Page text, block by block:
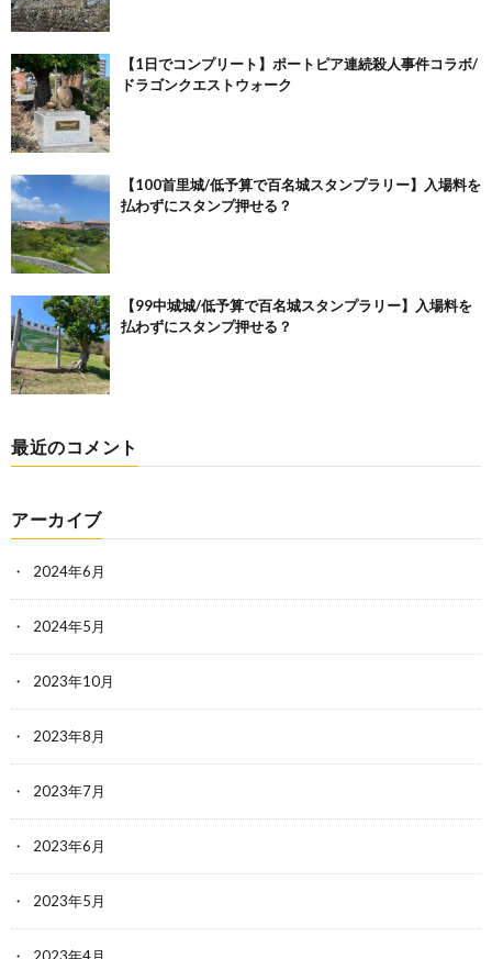
【1日でコンプリート】ポートピア連続殺人事件コラボ/
ドラゴンクエストウォーク
【100首里城/低予算で百名城スタンプラリー】入場料を
払わずにスタンプ押せる？
【99中城城/低予算で百名城スタンプラリー】入場料を
払わずにスタンプ押せる？
最近のコメント
アーカイブ
2024年6月
2024年5月
2023年10月
2023年8月
2023年7月
2023年6月
2023年5月